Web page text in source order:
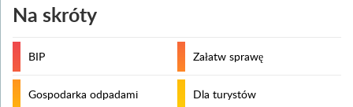
Na skróty
BIP Załatw sprawę
Gospodarka odpadami Dla turystów